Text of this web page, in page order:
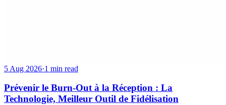
5 Aug 2026·1 min read
Prévenir le Burn-Out à la Réception : La
Technologie, Meilleur Outil de Fidélisation